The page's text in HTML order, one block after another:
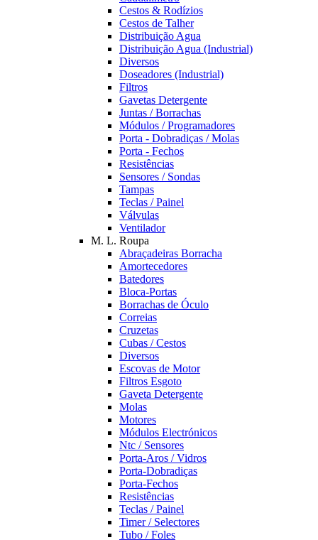
Cestos & Rodízios
Cestos de Talher
Distribuição Agua
Distribuição Agua (Industrial)
Diversos
Doseadores (Industrial)
Filtros
Gavetas Detergente
Juntas / Borrachas
Módulos / Programadores
Porta - Dobradiças / Molas
Porta - Fechos
Resistências
Sensores / Sondas
Tampas
Teclas / Painel
Válvulas
Ventilador
M. L. Roupa
Abraçadeiras Borracha
Amortecedores
Batedores
Bloca-Portas
Borrachas de Óculo
Correias
Cruzetas
Cubas / Cestos
Diversos
Escovas de Motor
Filtros Esgoto
Gaveta Detergente
Molas
Motores
Módulos Electrónicos
Ntc / Sensores
Porta-Aros / Vidros
Porta-Dobradiças
Porta-Fechos
Resistências
Teclas / Painel
Timer / Selectores
Tubo / Foles